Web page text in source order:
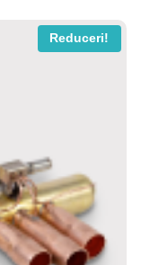
Reduceri!